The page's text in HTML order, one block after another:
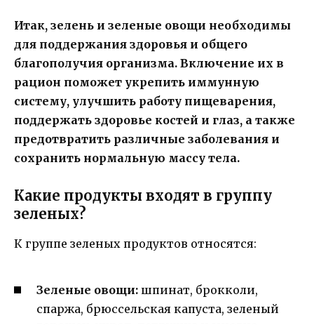
Итак, зелень и зеленые овощи необходимы
для поддержания здоровья и общего
благополучия организма. Включение их в
рацион поможет укрепить иммунную
систему, улучшить работу пищеварения,
поддержать здоровье костей и глаз, а также
предотвратить различные заболевания и
сохранить нормальную массу тела.
Какие продукты входят в группу
зеленых?
К группе зеленых продуктов относятся:
Зеленые овощи: шпинат, брокколи,
спаржа, брюссельская капуста, зеленый